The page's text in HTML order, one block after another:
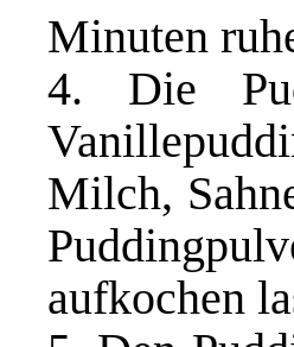
Minuten
4. Die
Milch,
aufkochen